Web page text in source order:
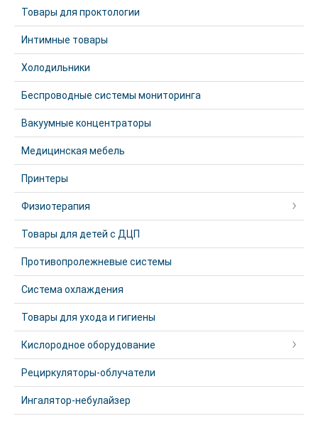
Товары для проктологии
Интимные товары
Холодильники
Беспроводные системы мониторинга
Вакуумные концентраторы
Медицинская мебель
Принтеры
Физиотерапия
Товары для детей с ДЦП
Противопролежневые системы
Система охлаждения
Товары для ухода и гигиены
Кислородное оборудование
Рециркуляторы-облучатели
Ингалятор-небулайзер